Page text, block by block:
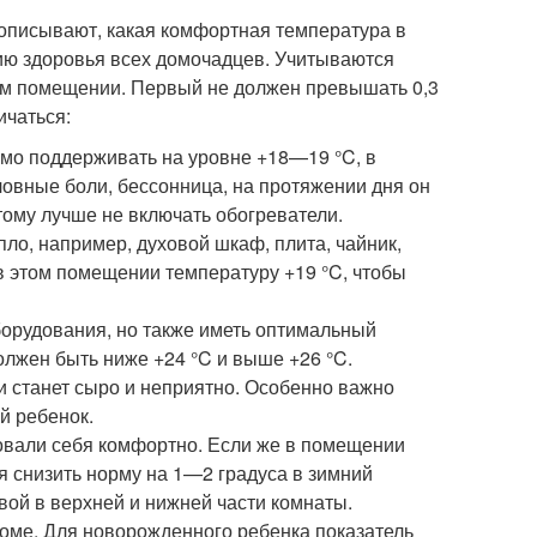
какая комфортная температура в
здоровья всех домочадцев. Учитываются
помещении. Первый не должен превышать 0,3
поддерживать на уровне +18—19 °C, в
боли, бессонница, на протяжении дня он
лучше не включать обогреватели.
например, духовой шкаф, плита, чайник,
помещении температуру +19 °C, чтобы
но также иметь оптимальный
быть ниже +24 °C и выше +26 °C.
сыро и неприятно. Особенно важно
ребенок.
себя комфортно. Если же в помещении
снизить норму на 1—2 градуса в зимний
в верхней и нижней части комнаты.
Для новорожденного ребенка показатель